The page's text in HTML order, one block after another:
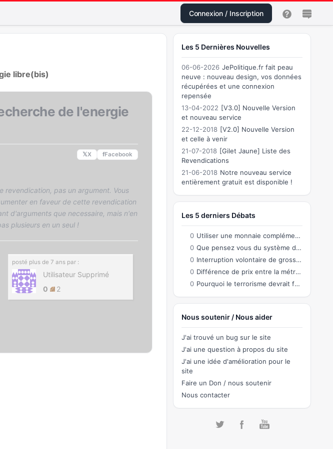
Connexion / Inscription
libre(bis)
de l'energie
𝕏X fFacebook
revendication, pas un argument. Vous
en faveur de cette revendication
d'arguments que necessaire, mais n'en
plusieurs en un seul !
posté plus de 7 ans par :
Utilisateur Supprimé
0
2
Les 5 Dernières Nouvelles
06-06-2026 JePolitique.fr fait peau
neuve : nouveau design, vos données
récupérées et une connexion
repensée
13-04-2022 [V3.0] Nouvelle Version
et nouveau service
22-12-2018 [V2.0] Nouvelle Version
et celle à venir
21-07-2018 [Gilet Jaune] Liste des
Revendications
21-06-2018 Notre nouveau service
entièrement gratuit est disponible !
Les 5 derniers Débats
0 Utiliser une monnaie complémentaire co-créée par les citoyens permettant des échanges
0 Que pensez vous du système de connection sur le site?
0 Interruption volontaire de grossesse
0 Différence de prix entre la métropole et l'Outre-Mer
0 Pourquoi le terrorisme devrait faire partie de notre quotidien ?
Nous soutenir / Nous aider
J'ai trouvé un bug sur le site
J'ai une question à propos du site
J'ai une idée d'amélioration pour le
site
Faire un Don / nous soutenir
Nous contacter